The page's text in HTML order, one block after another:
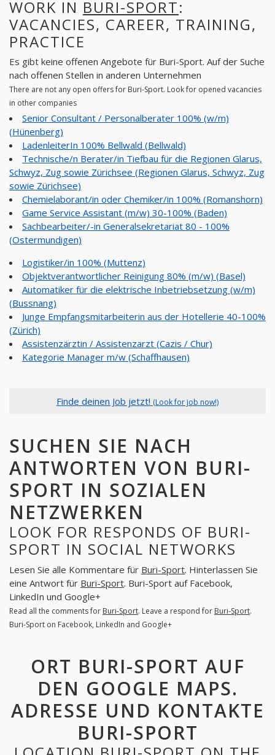
WORK IN BURI-SPORT:
VACANCIES, CAREER, TRAINING,
PRACTICE
Es gibt keine offenen Angebote für Buri-Sport. Auf der Suche
nach offenen Stellen in anderen Unternehmen
There are not any open offers for Buri-Sport. Look for opened vacancies
in other companies
Senior Consultant / Personalberater 100% (w/m)
(Hünenberg)
LadenleiterIn 100% Bellwald (Bellwald)
Technische/n Berater/in Tiefbau für die Regionen Glarus,
Schwyz, Zug sowie Zürichsee (Regionen Glarus, Schwyz, Zug
sowie Zürichsee)
Chemielaborant/in oder Chemiker/in 100% (Romanshorn)
Game Service Assistant (m/w) 30-100% (Baden)
Sachbearbeiter/-in Generalsekretariat 80 - 100%
(Ostermundigen)
Logistiker/in 100% (Muttenz)
Objektverantwortlicher Reinigung 80% (m/w) (Basel)
Automatiker für die elektrische Inbetriebsetzung (w/m)
(Bussnang)
Junge Empfangsmitarbeiterin aus der Hotellerie 40-100%
(Zürich)
Assistenzärztin / Assistenzarzt (Cazis / Chur)
Kategorie Manager m/w (Schaffhausen)
Finde deinen Job jetzt! (Look for job now!)
SUCHEN SIE NACH
ANTWORTEN VON BURI-
SPORT IN SOZIALEN
NETZWERKEN
LOOK FOR RESPONDS OF BURI-
SPORT IN SOCIAL NETWORKS
Lesen Sie alle Kommentare für Buri-Sport. Hinterlassen Sie
eine Antwort für Buri-Sport. Buri-Sport auf Facebook,
LinkedIn und Google+
Read all the comments for Buri-Sport. Leave a respond for Buri-Sport.
Buri-Sport on Facebook, LinkedIn and Google+
ORT BURI-SPORT AUF
DEN GOOGLE MAPS.
ADRESSE UND KONTAKTE
BURI-SPORT